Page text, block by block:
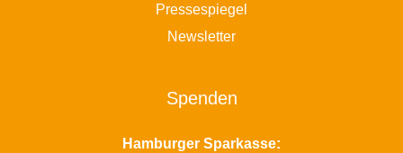
Pressespiegel
Newsletter
Spenden
Hamburger Sparkasse: